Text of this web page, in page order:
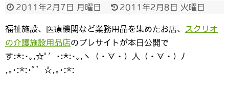
2011年2月7日 月曜日 2011年2月8日 火曜日
福祉施設、医療機関など業務用品を集めたお店、
スクリオ
の介護施設用品店のプレサイトが本日公開で
す:*:･｡,☆ﾟ’･:*:･｡,ヽ（・∀・）人（・∀・）ﾉ
,｡･:*:･ﾟ’☆,｡･:*: